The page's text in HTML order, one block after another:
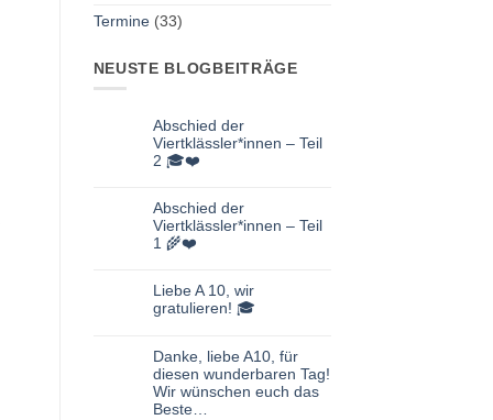
Termine(33)
NEUSTE BLOGBEITRÄGE
Abschied der
Viertklässler*innen – Teil
2 🎓❤️
zu
Abschied
der
Viertklässler*innen
🎓
Abschied der
Viertklässler*innen – Teil
1 🌾❤️
zu
Abschied
der
1
🌾
❤️
Liebe A 10, wir
gratulieren! 🎓
zu
Liebe
A
10,
wir
gratulieren!
Danke, liebe A10, für
diesen wunderbaren Tag!
Wir wünschen euch das
Beste…